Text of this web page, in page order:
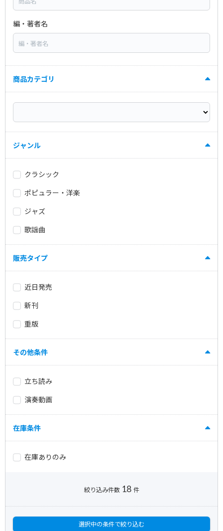
編・著者名
商品カテゴリ
ジャンル
クラシック
ポピュラー・洋楽
ジャズ
歌謡曲
販売タイプ
近日発売
新刊
重版
その他条件
立ち読み
演奏動画
在庫条件
在庫ありのみ
絞り込み件数 18 件
選択中の条件で絞り込む